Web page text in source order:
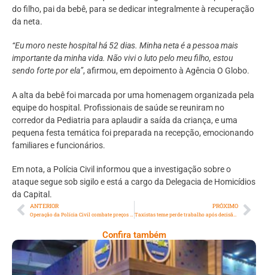
do filho, pai da bebê, para se dedicar integralmente à recuperação
da neta.
“Eu moro neste hospital há 52 dias. Minha neta é a pessoa mais
importante da minha vida. Não vivi o luto pelo meu filho, estou
sendo forte por ela”, afirmou, em depoimento à Agência O Globo.
A alta da bebê foi marcada por uma homenagem organizada pela
equipe do hospital. Profissionais de saúde se reuniram no
corredor da Pediatria para aplaudir a saída da criança, e uma
pequena festa temática foi preparada na recepção, emocionando
familiares e funcionários.
Em nota, a Polícia Civil informou que a investigação sobre o
ataque segue sob sigilo e está a cargo da Delegacia de Homicídios
da Capital.
ANTERIOR PRÓXIMO
Confira também